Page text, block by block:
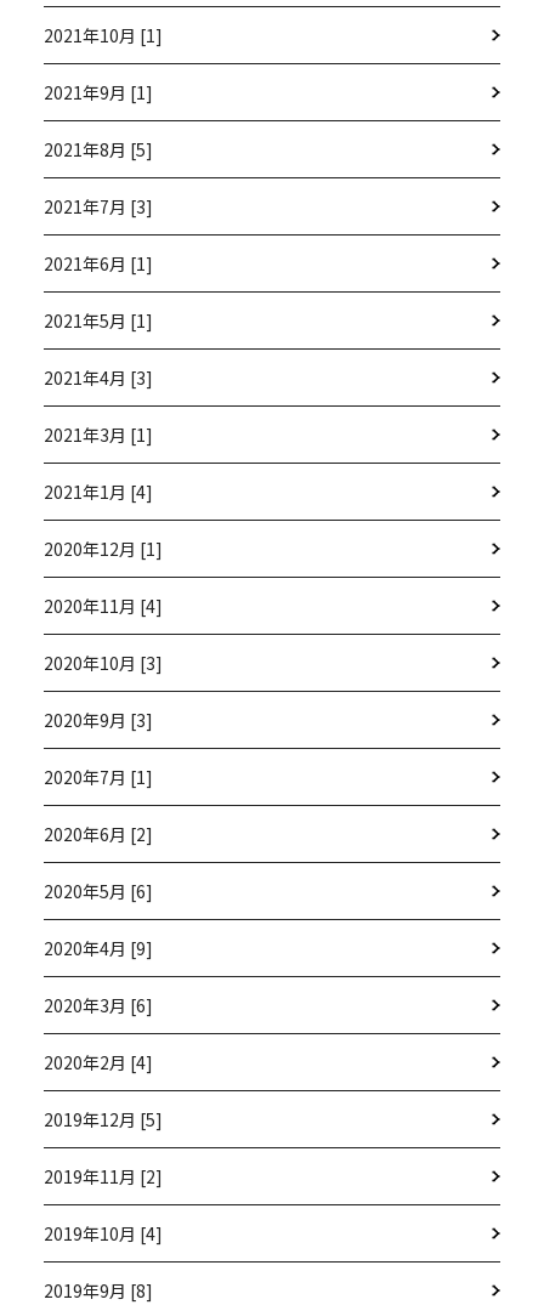
2021年10月 [1]
2021年9月 [1]
2021年8月 [5]
2021年7月 [3]
2021年6月 [1]
2021年5月 [1]
2021年4月 [3]
2021年3月 [1]
2021年1月 [4]
2020年12月 [1]
2020年11月 [4]
2020年10月 [3]
2020年9月 [3]
2020年7月 [1]
2020年6月 [2]
2020年5月 [6]
2020年4月 [9]
2020年3月 [6]
2020年2月 [4]
2019年12月 [5]
2019年11月 [2]
2019年10月 [4]
2019年9月 [8]